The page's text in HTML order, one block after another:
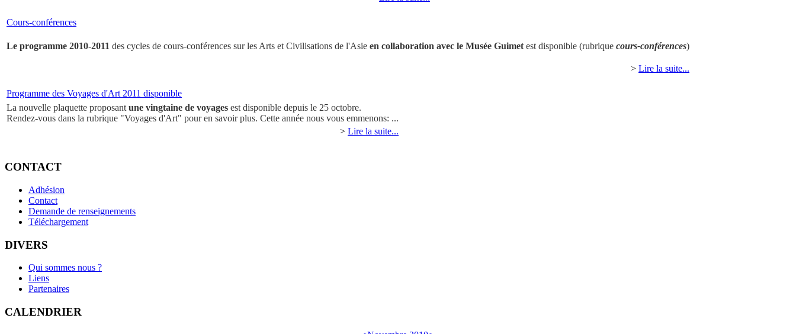
Cours-conférences
Le programme 2010-2011 des cycles de cours-conférences sur les Arts et Civilisations de l'Asie en collaboration avec le Musée Guimetest disponible (rubrique cours-conférences)
> Lire la suite...
Programme des Voyages d'Art 2011 disponible
La nouvelle plaquette proposantune vingtaine de voyages est disponible depuis le 25 octobre.
Rendez-vous dans la rubrique "Voyages d'Art" pour en savoir plus. Cette année nous vous emmenons: ...
> Lire la suite...
CONTACT
Adhésion
Contact
Demande de renseignements
Téléchargement
DIVERS
Qui sommes nous ?
Liens
Partenaires
CALENDRIER